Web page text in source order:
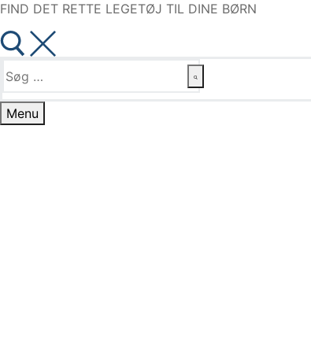
FIND DET RETTE LEGETØJ TIL DINE BØRN
Søg
efter:
Menu